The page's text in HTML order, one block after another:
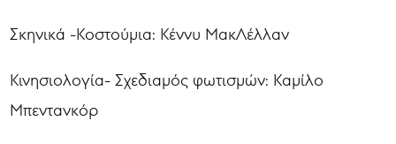
Σκηνικά -Κοστούμια: Κέννυ ΜακΛέλλαν
Κινησιολογία- Σχεδιαμός φωτισμών: Καμίλο
Μπεντανκόρ